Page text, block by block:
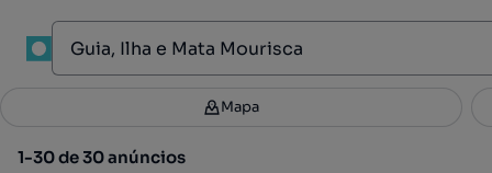
Filtros 2
1-30 de 30 anúncios
Mapa
1-30 de 30 anúncios